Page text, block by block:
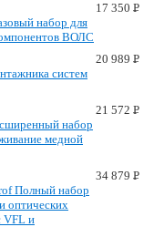
набор для
ВОЛС
17 350 P
систем
20 989 P
набор
медной
21 572 P
Полный набор
оптических
VFL и
34 879 P